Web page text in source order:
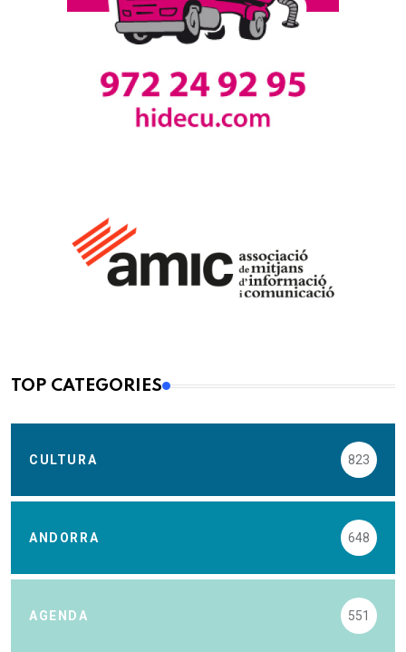
TOP CATEGORIES
CULTURA 823
ANDORRA 648
AGENDA 551